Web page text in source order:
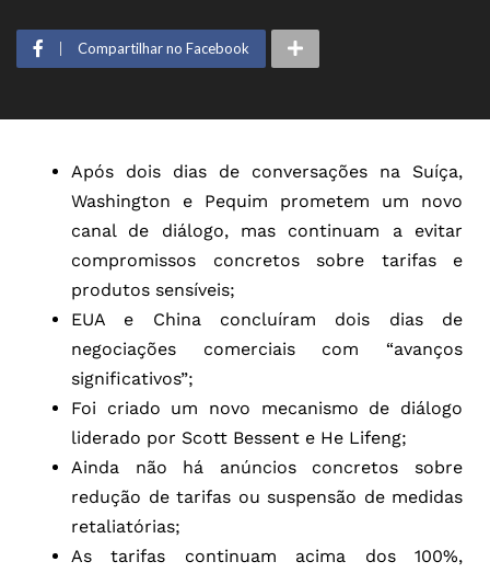
Compartilhar no Facebook
Após dois dias de conversações na Suíça,
Washington e Pequim prometem um novo
canal de diálogo, mas continuam a evitar
compromissos concretos sobre tarifas e
produtos sensíveis;
EUA e China concluíram dois dias de
negociações comerciais com “avanços
significativos”;
Foi criado um novo mecanismo de diálogo
liderado por Scott Bessent e He Lifeng;
Ainda não há anúncios concretos sobre
redução de tarifas ou suspensão de medidas
retaliatórias;
As tarifas continuam acima dos 100%,